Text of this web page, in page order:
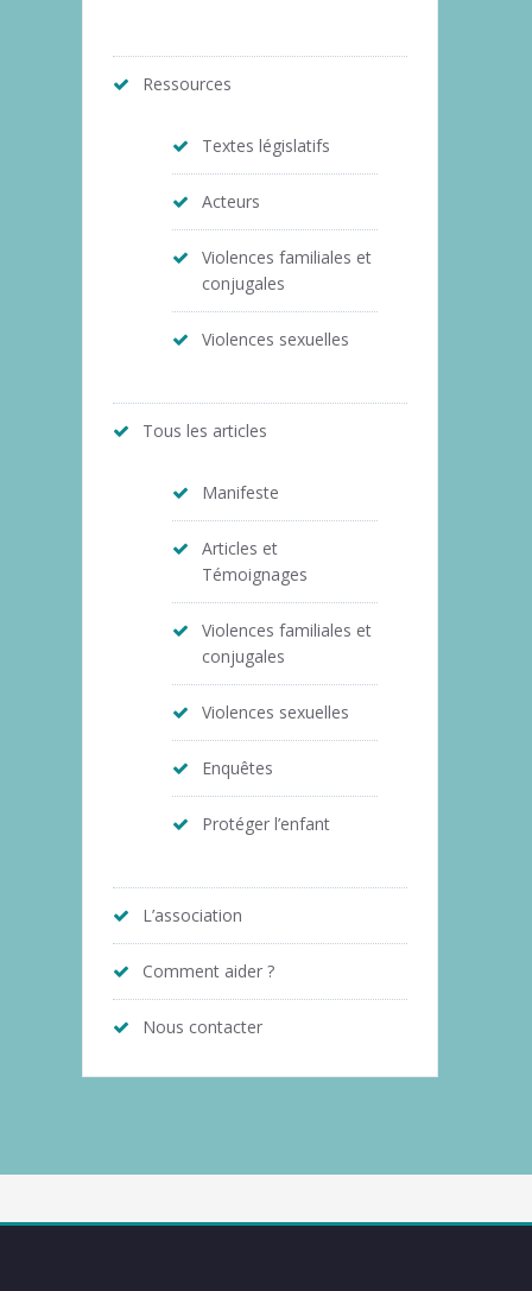
Ressources
Textes législatifs
Acteurs
Violences familiales et
conjugales
Violences sexuelles
Tous les articles
Manifeste
Articles et
Témoignages
Violences familiales et
conjugales
Violences sexuelles
Enquêtes
Protéger l’enfant
L’association
Comment aider ?
Nous contacter